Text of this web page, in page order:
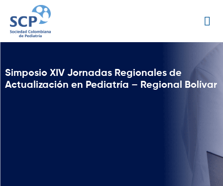
Simposio XIV Jornadas Regionales de
Actualización en Pediatría – Regional Bolívar